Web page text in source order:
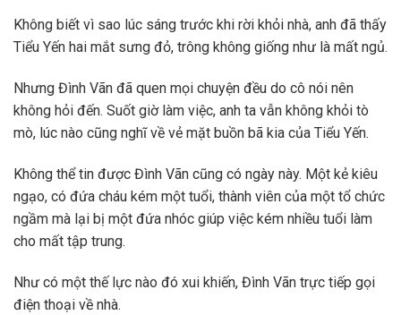
Không biết vì sao lúc sáng trước khi rời khỏi nhà, anh đã thấy
Tiểu Yến hai mắt sưng đỏ, trông không giống như là mất ngủ.
Nhưng Đình Vãn đã quen mọi chuyện đều do cô nói nên
không hỏi đến. Suốt giờ làm việc, anh ta vẫn không khỏi tò
mò, lúc nào cũng nghĩ về vẻ mặt buồn bã kia của Tiểu Yến.
Không thể tin được Đình Vãn cũng có ngày này. Một kẻ kiêu
ngạo, có đứa cháu kém một tuổi, thành viên của một tổ chức
ngầm mà lại bị một đứa nhóc giúp việc kém nhiều tuổi làm
cho mất tập trung.
Như có một thế lực nào đó xui khiến, Đình Vãn trực tiếp gọi
điện thoại về nhà.